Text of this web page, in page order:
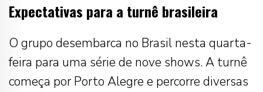
Expectativas para a turnê brasileira
O grupo desembarca no Brasil nesta quarta-
feira para uma série de nove shows. A turnê
começa por Porto Alegre e percorre diversas